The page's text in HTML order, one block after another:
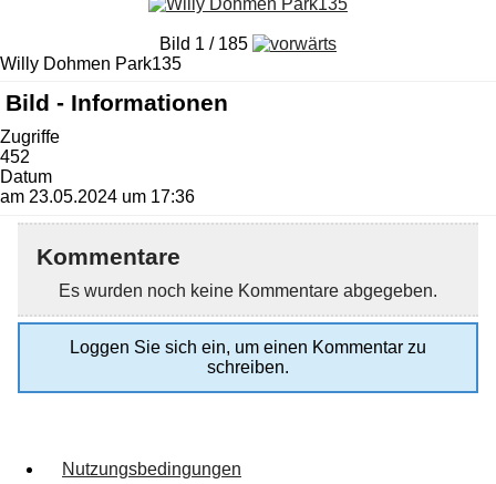
Bild 1 / 185
Willy Dohmen Park135
Bild - Informationen
Zugriffe
452
Datum
am 23.05.2024 um 17:36
Kommentare
Es wurden noch keine Kommentare abgegeben.
Loggen Sie sich ein, um einen Kommentar zu
schreiben.
Nutzungsbedingungen